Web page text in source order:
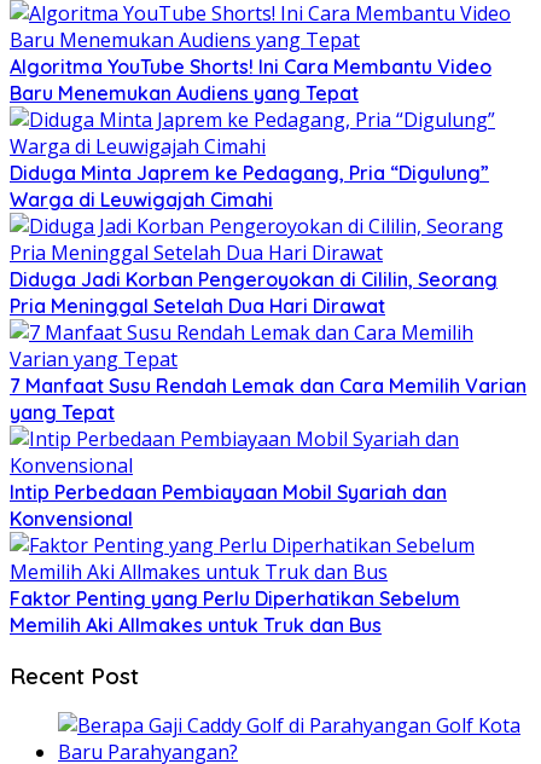
Algoritma YouTube Shorts! Ini Cara Membantu Video
Baru Menemukan Audiens yang Tepat
Diduga Minta Japrem ke Pedagang, Pria “Digulung”
Warga di Leuwigajah Cimahi
Diduga Jadi Korban Pengeroyokan di Cililin, Seorang
Pria Meninggal Setelah Dua Hari Dirawat
7 Manfaat Susu Rendah Lemak dan Cara Memilih Varian
yang Tepat
Intip Perbedaan Pembiayaan Mobil Syariah dan
Konvensional
Faktor Penting yang Perlu Diperhatikan Sebelum
Memilih Aki Allmakes untuk Truk dan Bus
Recent Post